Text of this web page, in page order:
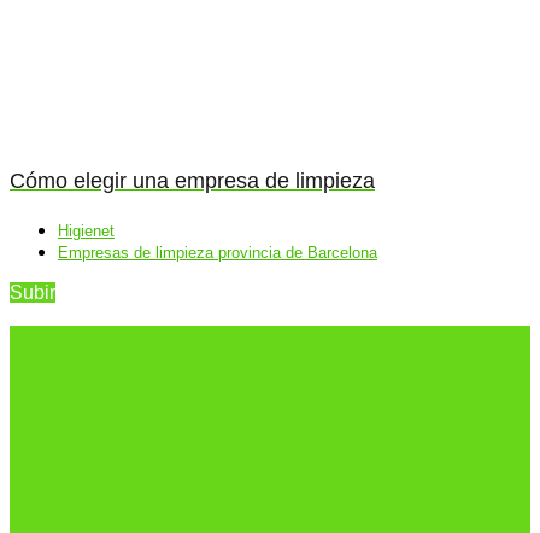
Cómo elegir una empresa de limpieza
Higienet
Empresas de limpieza provincia de Barcelona
Subir